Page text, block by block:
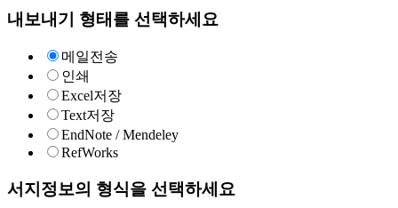
내보내기 형태를 선택하세요
메일전송
인쇄
Excel저장
Text저장
EndNote / Mendeley
RefWorks
서지정보의 형식을 선택하세요